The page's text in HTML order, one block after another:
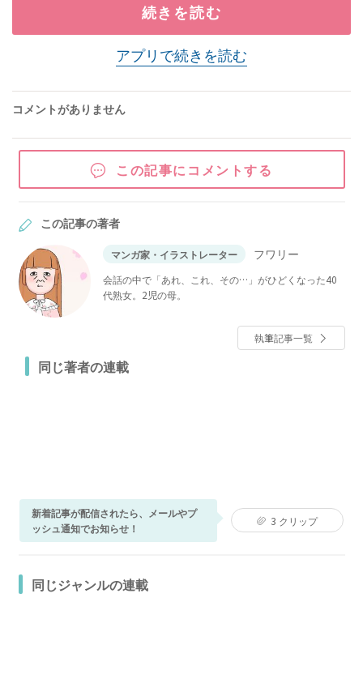
続きを読む
アプリで続きを読む
コメントがありません
この記事にコメントする
この記事の著者
マンガ家・イラストレーター フワリー
会話の中で「あれ、これ、その…」がひどくなった40
代熟女。2児の母。
執筆記事一覧
同じ著者の連載
新着記事が配信されたら、メールやプ
ッシュ通知でお知らせ！
3 クリップ
同じジャンルの連載